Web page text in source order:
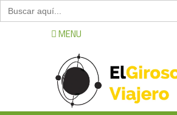
Buscar:
MENU